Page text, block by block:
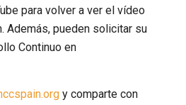
para volver a ver el vídeo
Además, pueden solicitar su
Continuo en
y comparte con